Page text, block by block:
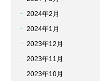
2024年2月
2024年1月
2023年12月
2023年11月
2023年10月